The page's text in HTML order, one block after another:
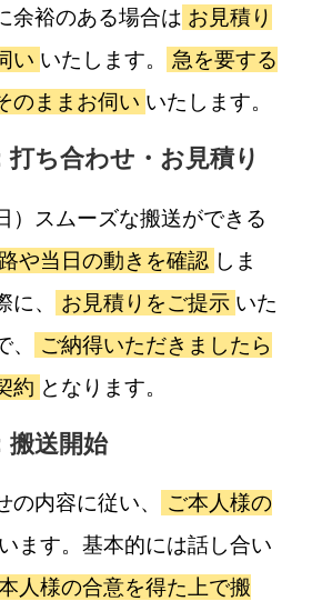
余裕のある場合は お見積り
い いたします。
急を要する
のままお伺い いたします。
打ち合わせ・お見積り
）スムーズな搬送ができる
や当日の動きを確認 しま
に、
お見積りをご提示 いた
、
ご納得いただきましたら
約 となります。
搬送開始
の内容に従い、
ご本人様の
ます。基本的には話し合い
人様の合意を得た上で搬